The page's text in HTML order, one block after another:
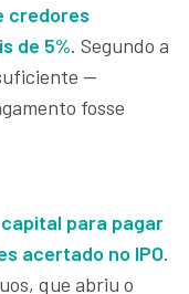
credores
de 5%. Segundo a
—
fosse
capital para pagar
acertado no IPO.
que abriu o